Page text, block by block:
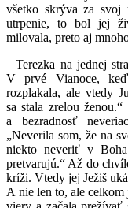
všetko skrýva za svoj
utrpenie, to bol jej
milovala, preto aj
Terezka na jednej
V prvé Vianoce,
rozplakala, ale vtedy
sa stala zrelou
a bezradnosť
„Neverila som, že na
niekto neveriť v
pretvarujú.“ Až do
kríži. Vtedy jej Ježiš
A nie len to, ale